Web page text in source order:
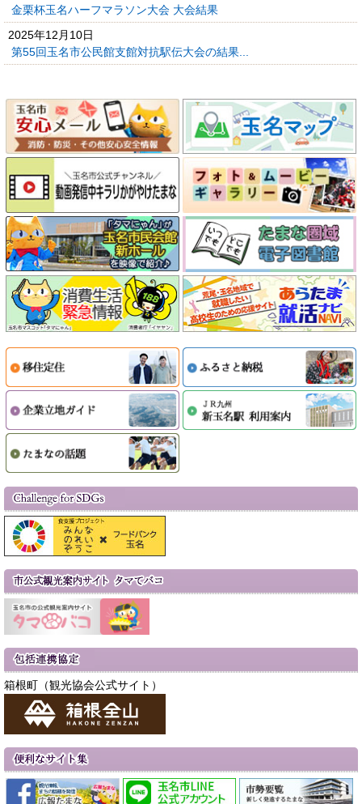
金栗杯玉名ハーフマラソン大会 大会結果
2025年12月10日
第55回玉名市公民館支館対抗駅伝大会の結果...
箱根町（観光協会公式サイト）